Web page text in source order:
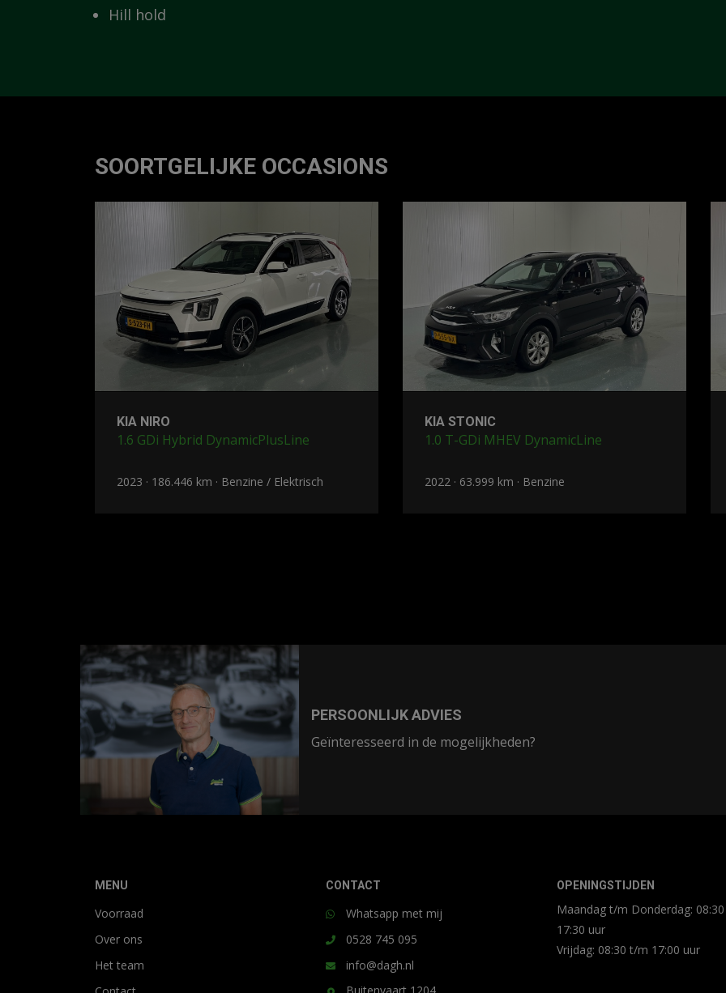
Hill hold
SOORTGELIJKE OCCASIONS
KIA NIRO
1.6 GDi Hybrid DynamicPlusLine
2023 · 186.446 km · Benzine / Elektrisch
KIA STONIC
1.0 T-GDi MHEV DynamicLine
2022 · 63.999 km · Benzine
PERSOONLIJK ADVIES
Geïnteresseerd in de mogelijkheden?
MENU
Voorraad
Over ons
Het team
CONTACT
Whatsapp met mij
0528 745 095
info@dagh.nl
OPENINGSTIJDEN
Maandag t/m Donderdag:
17:30 uur
Vrijdag: 08:30 t/m 17:00 uur